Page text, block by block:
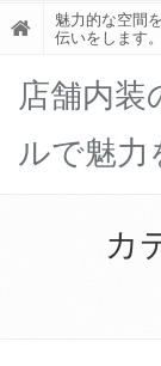
魅力的な空間
伝いをします。
店舗内装
ルで魅力
カ